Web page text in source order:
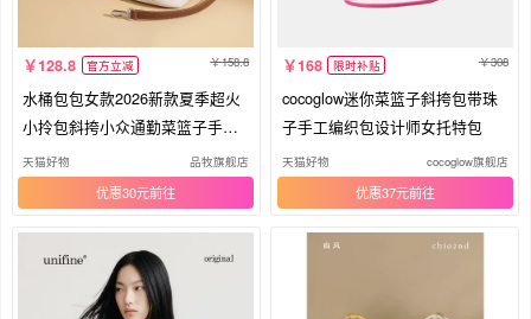
128.8 官方立减 158.8
水桶包包女款2026新款夏季超火
小拎包斜挎小众通勤菜篮子手提
女包
天猫好物 品牧旗舰店
优惠30元
168 限时补贴 308
cocoglow迷你菜篮子斜挎包带珠
子手工编织包设计师女托特包
天猫好物 cocoglow旗舰店
优惠37元